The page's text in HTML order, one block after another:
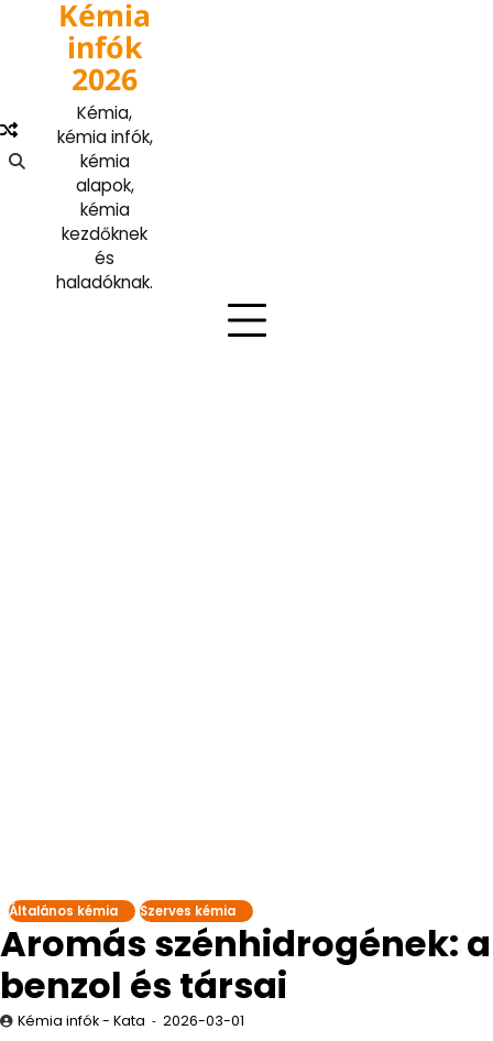
Kémia
infók
2026
Kémia,
kémia infók,
kémia
alapok,
kémia
kezdőknek
és
haladóknak.
Általános kémia Szerves kémia
Aromás szénhidrogének: a
benzol és társai
Kémia infók - Kata 2026-03-01